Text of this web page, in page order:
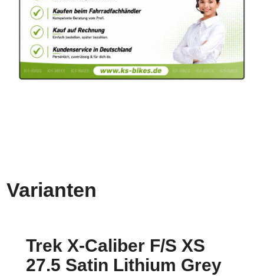
Varianten
Trek X-Caliber F/S XS
27.5 Satin Lithium Grey